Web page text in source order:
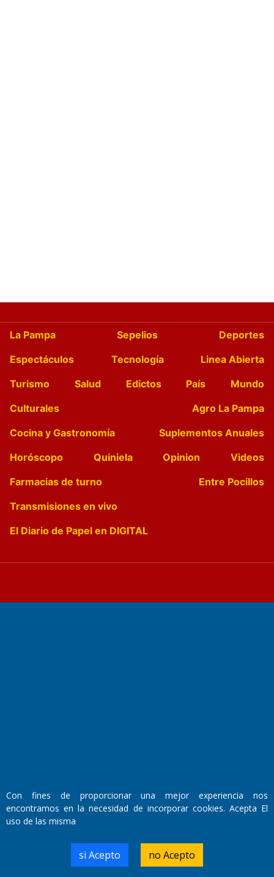
La Pampa Sepelios
Deportes
Espectáculos
Tecnología
Linea Abierta
Turismo
Salud Edictos País
Mundo
Culturales
Agro La Pampa
Cocina y Gastronomía
Suplementos Anuales
Horóscopo
Quiniela Opinion
Videos
Farmacias de turno
Entre Pocillos
Transmisiones en vivo
El Diario de Papel en DIGITAL
Domicilio Legal: José Ingenieros 855,
Santa Rosa, La Pampa.
RL-2019-55551274-APN-DNDA#MJ
Con fines de proporcionar una mejor experiencia nos
encontramos en la necesidad de incorporar cookies. Acepta El
uso de las misma
si Acepto no Acepto